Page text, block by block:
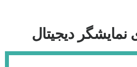
نمایشگر دیجیتال